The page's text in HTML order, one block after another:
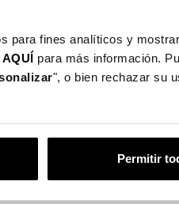
para fines analíticos y
AQUÍ para más información.
", o bien rechazar su
Permitir
Dettagli del prodotto